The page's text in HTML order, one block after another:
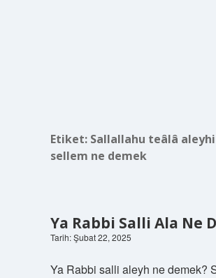
Etiket: Sallallahu teâlâ
sellem ne demek
Ya Rabbi Salli Ala Ne
Tarih: Şubat 22, 2025
Ya Rabbi salli aleyh ne demek?